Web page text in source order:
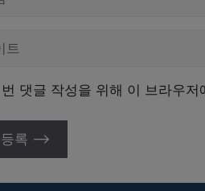
댓글 작성을 위해 이 브라우